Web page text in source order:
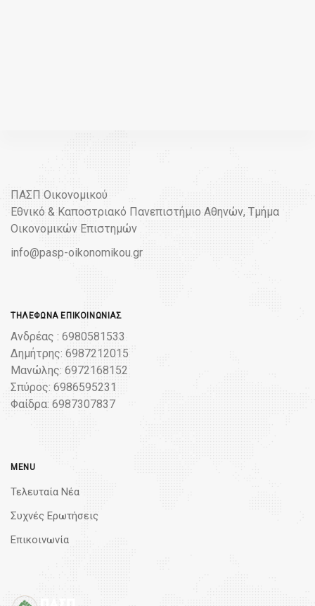
ΠΑΣΠ Οικονομικού
Εθνικό & Καποστριακό Πανεπιστήμιο Αθηνών, Τμήμα
Οικονομικών Επιστημών
info@pasp-oikonomikou.gr
ΤΗΛΈΦΩΝΑ ΕΠΙΚΟΙΝΩΝΊΑΣ
Ανδρέας : 6980581533
Δημήτρης: 6987212015
Μανώλης: 6972168152
Σπύρος: 6986595231
Φαίδρα: 6987307837
MENU
Τελευταία Νέα
Συχνές Ερωτήσεις
Επικοινωνία